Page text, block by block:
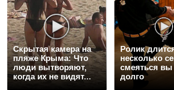
Скрытая камера на
пляже Крыма: Что
люди вытворяют,
когда их не видят...
Ролик
несколько
смеяться вы
долго